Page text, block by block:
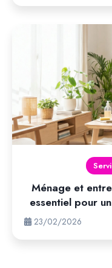
Ménage et
essentiel pour
23/02/2026